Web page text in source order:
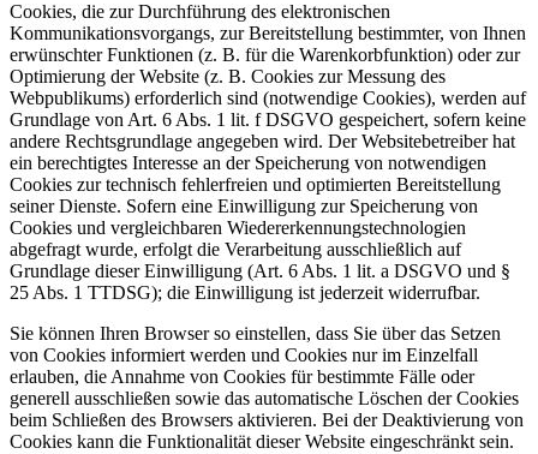
Cookies, die zur Durchführung des elektronischen
Kommunikationsvorgangs, zur Bereitstellung bestimmter, von Ihnen
erwünschter Funktionen (z. B. für die Warenkorbfunktion) oder zur
Optimierung der Website (z. B. Cookies zur Messung des
Webpublikums) erforderlich sind (notwendige Cookies), werden auf
Grundlage von Art. 6 Abs. 1 lit. f DSGVO gespeichert, sofern keine
andere Rechtsgrundlage angegeben wird. Der Websitebetreiber hat
ein berechtigtes Interesse an der Speicherung von notwendigen
Cookies zur technisch fehlerfreien und optimierten Bereitstellung
seiner Dienste. Sofern eine Einwilligung zur Speicherung von
Cookies und vergleichbaren Wiedererkennungstechnologien
abgefragt wurde, erfolgt die Verarbeitung ausschließlich auf
Grundlage dieser Einwilligung (Art. 6 Abs. 1 lit. a DSGVO und §
25 Abs. 1 TTDSG); die Einwilligung ist jederzeit widerrufbar.
Sie können Ihren Browser so einstellen, dass Sie über das Setzen
von Cookies informiert werden und Cookies nur im Einzelfall
erlauben, die Annahme von Cookies für bestimmte Fälle oder
generell ausschließen sowie das automatische Löschen der Cookies
beim Schließen des Browsers aktivieren. Bei der Deaktivierung von
Cookies kann die Funktionalität dieser Website eingeschränkt sein.